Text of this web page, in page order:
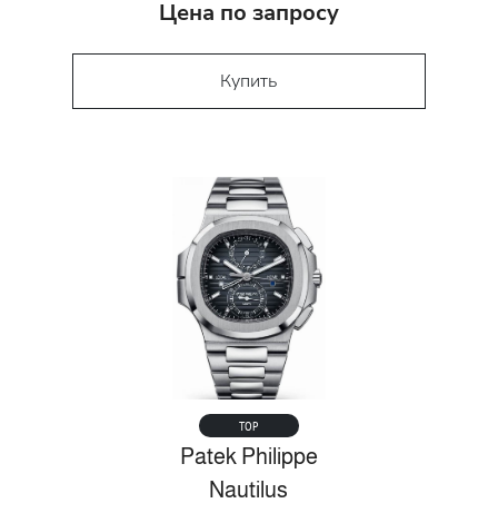
Цена по запросу
Купить
TOP
Patek Philippe
Nautilus